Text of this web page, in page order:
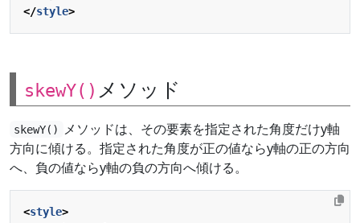
</style>
skewY() メソッド
skewY()
メソッドは、その要素を指定された角度だけy軸
方向に傾ける。指定された角度が正の値ならy軸の正の方向
へ、負の値ならy軸の負の方向へ傾ける。
<style>